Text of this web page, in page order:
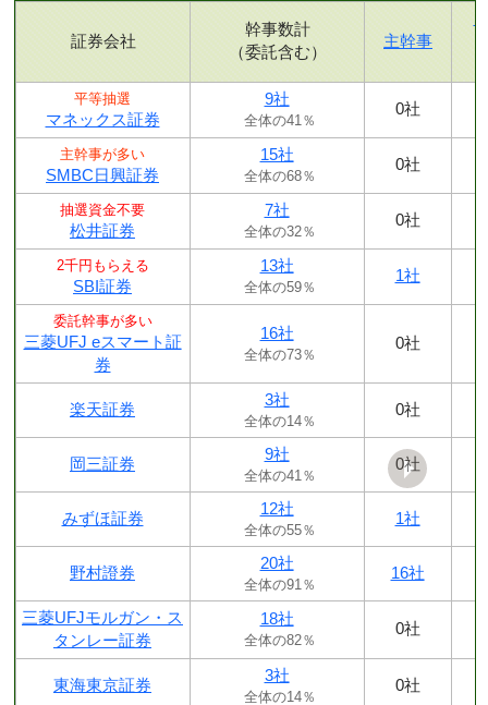
証券会社
幹事数計
（委託含む）
主幹事
平等抽選
マネックス証券
9社
全体の41％
0社
主幹事が多い
SMBC日興証券
15社
全体の68％
0社
抽選資金不要
松井証券
7社
全体の32％
0社
2千円もらえる
SBI証券
13社
全体の59％
1社
委託幹事が多い
三菱UFJ eスマート証
券
16社
全体の73％
0社
楽天証券
3社
全体の14％
0社
岡三証券
9社
全体の41％
0社
みずほ証券
12社
全体の55％
1社
野村證券
20社
全体の91％
16社
三菱UFJモルガン・ス
タンレー証券
18社
全体の82％
0社
東海東京証券
3社
全体の14％
0社